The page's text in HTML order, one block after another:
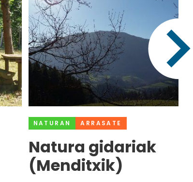
NATURAN ARRASATE
Natura gidariak
(Menditxik)